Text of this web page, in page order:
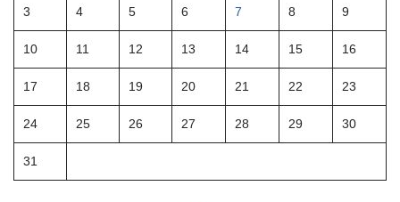
3 4 5 6 7 8 9
10 11 12 13 14 15 16
17 18 19 20 21 22 23
24 25 26 27 28 29 30
31